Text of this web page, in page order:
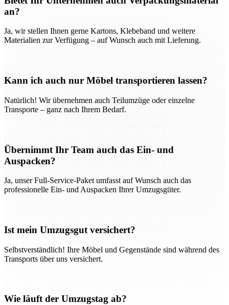
an?
Ja, wir stellen Ihnen gerne Kartons, Klebeband und weitere
Materialien zur Verfügung – auf Wunsch auch mit Lieferung.
Kann ich auch nur Möbel transportieren lassen?
Natürlich! Wir übernehmen auch Teilumzüge oder einzelne
Transporte – ganz nach Ihrem Bedarf.
Übernimmt Ihr Team auch das Ein- und
Auspacken?
Ja, unser Full-Service-Paket umfasst auf Wunsch auch das
professionelle Ein- und Auspacken Ihrer Umzugsgüter.
Ist mein Umzugsgut versichert?
Selbstverständlich! Ihre Möbel und Gegenstände sind während des
Transports über uns versichert.
Wie läuft der Umzugstag ab?